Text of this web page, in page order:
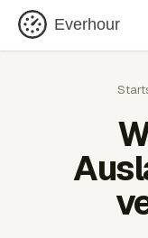
Everhour